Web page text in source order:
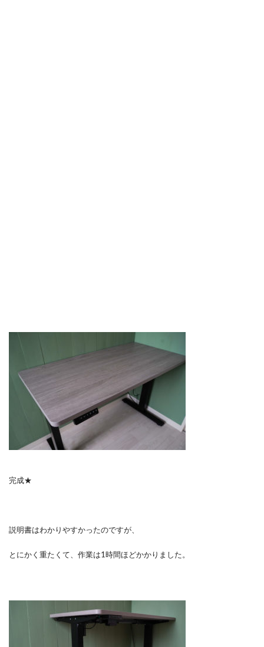
完成★
説明書はわかりやすかったのですが、
とにかく重たくて、作業は1時間ほどかかりました。